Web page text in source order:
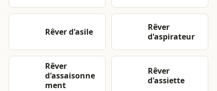
Rêver d'asile
Rêver
d'aspirateur
Rêver
d'assaisonne
ment
Rêver
d'assiette